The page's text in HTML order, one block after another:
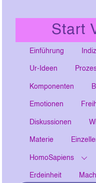
Start
Einführung
Ur-Ideen
Komponenten
Emotionen
Diskussionen
Materie
HomoSapiens
Erdeinheit